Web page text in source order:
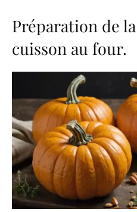
Préparation de
cuisson au four.